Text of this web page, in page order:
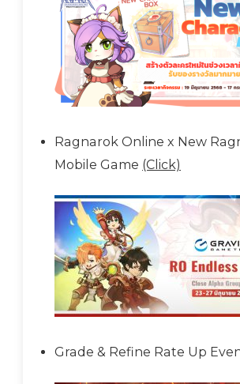
Ragnarok Online x New
Mobile Game (Click)
Grade & Refine Rate Up